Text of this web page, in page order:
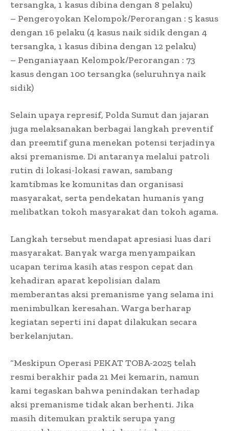
tersangka, 1 kasus dibina dengan 8 pelaku)
– Pengeroyokan Kelompok/Perorangan : 5 kasus
dengan 16 pelaku (4 kasus naik sidik dengan 4
tersangka, 1 kasus dibina dengan 12 pelaku)
– Penganiayaan Kelompok/Perorangan : 73
kasus dengan 100 tersangka (seluruhnya naik
sidik)
Selain upaya represif, Polda Sumut dan jajaran
juga melaksanakan berbagai langkah preventif
dan preemtif guna menekan potensi terjadinya
aksi premanisme. Di antaranya melalui patroli
rutin di lokasi-lokasi rawan, sambang
kamtibmas ke komunitas dan organisasi
masyarakat, serta pendekatan humanis yang
melibatkan tokoh masyarakat dan tokoh agama.
Langkah tersebut mendapat apresiasi luas dari
masyarakat. Banyak warga menyampaikan
ucapan terima kasih atas respon cepat dan
kehadiran aparat kepolisian dalam
memberantas aksi premanisme yang selama ini
menimbulkan keresahan. Warga berharap
kegiatan seperti ini dapat dilakukan secara
berkelanjutan.
“Meskipun Operasi PEKAT TOBA-2025 telah
resmi berakhir pada 21 Mei kemarin, namun
kami tegaskan bahwa penindakan terhadap
aksi premanisme tidak akan berhenti. Jika
masih ditemukan praktik serupa yang